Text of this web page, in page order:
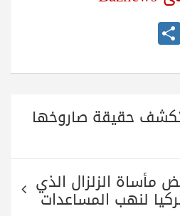
W
ha
re
تكشف حقيقة صاروخها
مأساة الزلزال الذي
لنهب المساعدات